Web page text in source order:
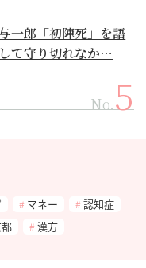
一郎「初陣死」を語
て守り切れなか…
No.
マネー
認知症
漢方